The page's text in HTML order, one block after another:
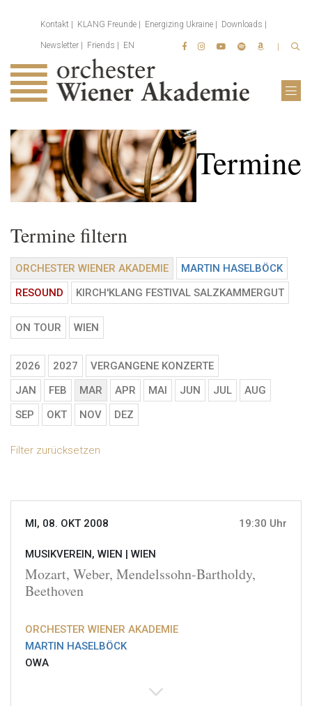
Kontakt KLANG Freunde Energizing Ukraine Downloads
Newsletter Friends EN
Termine
Termine filtern
ORCHESTER WIENER AKADEMIE
MARTIN HASELBÖCK
RESOUND
KIRCH'KLANG FESTIVAL SALZKAMMERGUT
ON TOUR WIEN
2026 2027
VERGANGENE KONZERTE
JAN
FEB MAR APR MAI JUN JUL
AUG
SEP
OKT NOV DEZ
Filter zurücksetzen
MI, 08. OKT 2008 19:30 Uhr
MUSIKVEREIN, WIEN | WIEN
Mozart, Weber, Mendelssohn-Bartholdy,
Beethoven
ORCHESTER WIENER AKADEMIE
MARTIN HASELBÖCK
OWA